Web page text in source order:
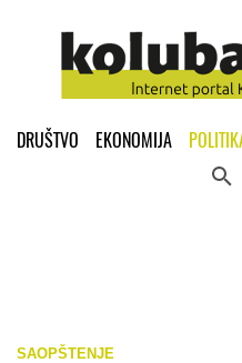
DRUŠTVO EKONOMIJA
SAOPŠTENJE